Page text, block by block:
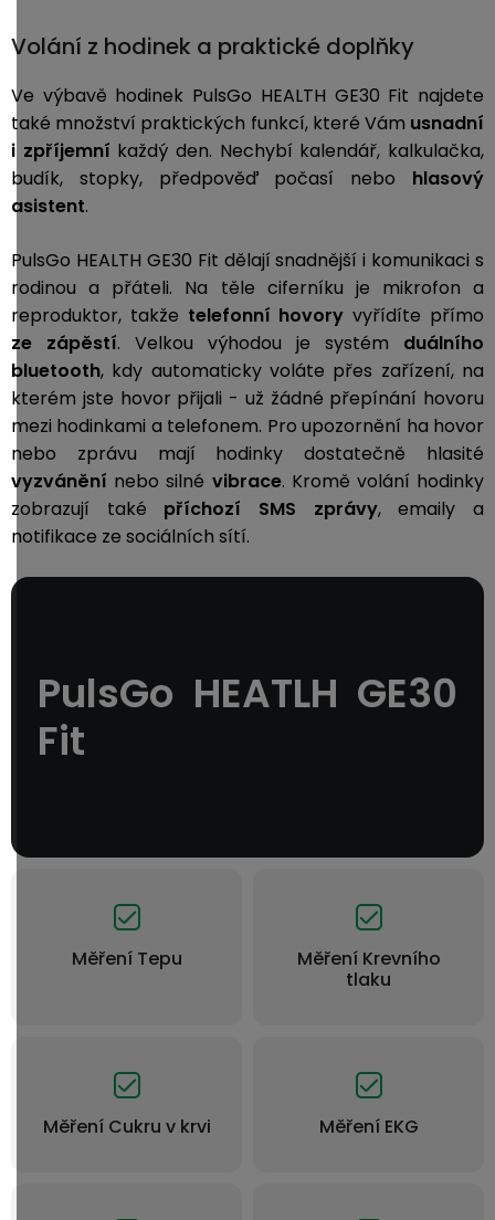
Volání z hodinek a praktické doplňky
Ve výbavě hodinek PulsGo HEALTH GE30 Fit najdete
také množství praktických funkcí, které Vám usnadní
i zpříjemní každý den. Nechybí kalendář, kalkulačka,
budík, stopky, předpověď počasí nebo hlasový
asistent.
PulsGo HEALTH GE30 Fit dělají snadnější i komunikaci s
rodinou a přáteli. Na těle ciferníku je mikrofon a
reproduktor, takže telefonní hovory vyřídíte přímo
ze zápěstí. Velkou výhodou je systém duálního
bluetooth, kdy automaticky voláte přes zařízení, na
kterém jste hovor přijali - už žádné přepínání hovoru
mezi hodinkami a telefonem. Pro upozornění ha hovor
nebo zprávu mají hodinky dostatečně hlasité
vyzvánění nebo silné vibrace. Kromě volání hodinky
zobrazují také příchozí SMS zprávy, emaily a
notifikace ze sociálních sítí.
PulsGo HEATLH GE30
Fit
Měření Tepu
Měření Krevního
tlaku
Měření Cukru v krvi Měření EKG